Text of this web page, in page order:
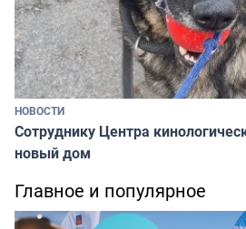
НОВОСТИ
Сотруднику Центра
новый дом
Главное и популярное